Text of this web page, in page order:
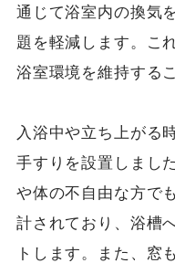
通じて浴室内の換気
題を軽減します。こ
浴室環境を維持する
入浴中や立ち上がる
手すりを設置しまし
や体の不自由な方で
計されており、浴槽
トします。また、窓